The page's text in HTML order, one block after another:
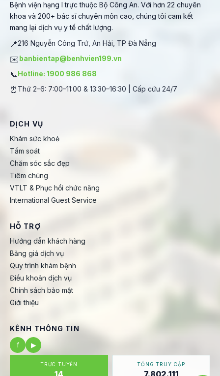
Bệnh viện hạng I trực thuộc Bộ Công An. Với hơn 22 chuyên
khoa và 200+ bác sĩ chuyên môn cao, chúng tôi cam kết
mang lại dịch vụ y tế chất lượng.
📍216 Nguyễn Công Trứ, An Hải, TP Đà Nẵng
✉️banbientap@benhvien199.vn
📞Hotline: 1900 986 868
⏰ Thứ 2–6: 7:00–11:00 & 13:30–16:30 | Cấp cứu 24/7
DỊCH VỤ
Khám sức khoẻ
Tầm soát
Chăm sóc sắc đẹp
Tiêm chủng
VTLT & Phục hồi chức năng
International Guest Service
HỖ TRỢ
Hướng dẫn khách hàng
Bảng giá dịch vụ
Quy trình khám bệnh
Điều khoản dịch vụ
Chính sách bảo mật
Giới thiệu
KÊNH THÔNG TIN
f
▶
TRỰC TUYẾN
14
TỔNG TRUY CẬP
7.802.111